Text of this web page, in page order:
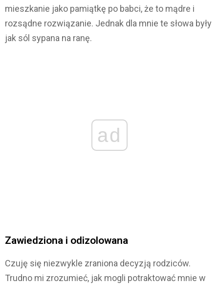
mieszkanie jako pamiątkę po babci, że to mądre i
rozsądne rozwiązanie. Jednak dla mnie te słowa były
jak sól sypana na ranę.
ad
Zawiedziona i odizolowana
Czuję się niezwykle zraniona decyzją rodziców.
Trudno mi zrozumieć, jak mogli potraktować mnie w